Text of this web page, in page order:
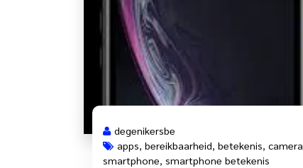
degenikersbe
apps, bereikbaarheid, betekenis, camera
smartphone, smartphone betekenis